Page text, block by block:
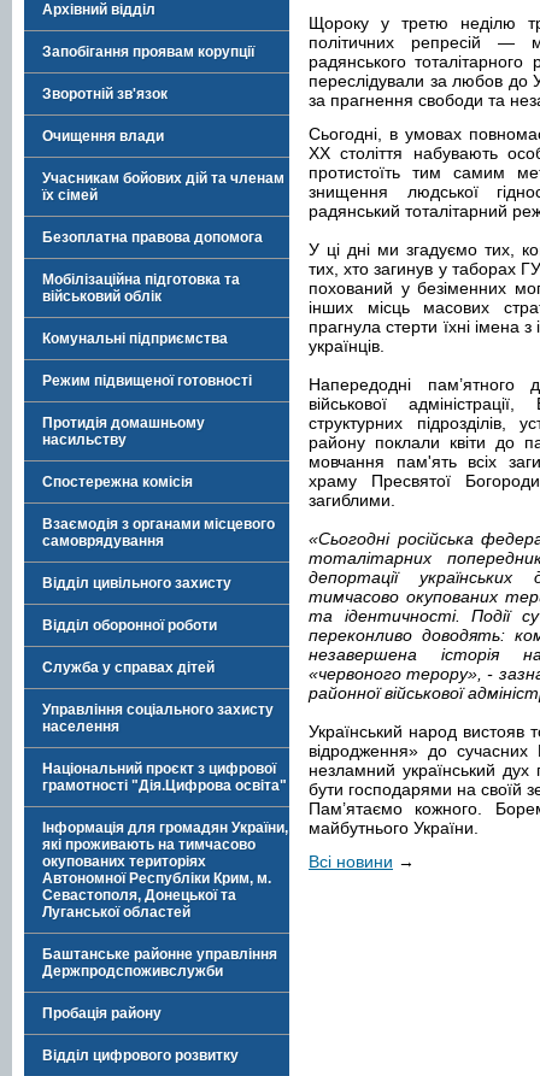
Архівний відділ
Запобігання проявам корупції
Зворотній зв'язок
Очищення влади
Учасникам бойових дій та членам
їх сімей
Безоплатна правова допомога
Мобілізаційна підготовка та
військовий облік
Комунальні підприємства
Режим підвищеної готовності
Протидія домашньому
насильству
Спостережна комісія
Взаємодія з органами місцевого
самоврядування
Відділ цивільного захисту
Відділ оборонної роботи
Служба у справах дітей
Управління соціального захисту
населення
Національний проєкт з цифрової
грамотності "Дія.Цифрова освіта"
Інформація для громадян України,
які проживають на тимчасово
окупованих територіях
Автономної Республіки Крим, м.
Севастополя, Донецької та
Луганської областей
Баштанське районне управління
Держпродспоживслужби
Пробація району
Відділ цифрового розвитку
Щороку у третю неділю
політичних репресій —
радянського
переслідували за любов до
за прагнення свободи та
Сьогодні, в умовах
ХХ століття набувають
протистоїть тим самим
знищення людської
радянський тоталітарний
У ці дні ми згадуємо тих,
тих, хто загинув у таборах
похований у безіменних
інших місць масових
прагнула стерти їхні імена
українців.
Напередодні пам’ятного
військової
структурних підрозділів,
району поклали квіти до
мовчання пам'ять всіх
храму Пресвятої
загиблими.
«Сьогодні російська
тоталітарних
депортації
тимчасово окупованих
та ідентичності. Події
переконливо доводять:
незавершена історія
«червоного терору», -
районної військової
Український народ вистояв
відродження» до сучасних
незламний український
бути господарями на своїй
Пам’ятаємо кожного.
майбутнього України.
Всі новини →